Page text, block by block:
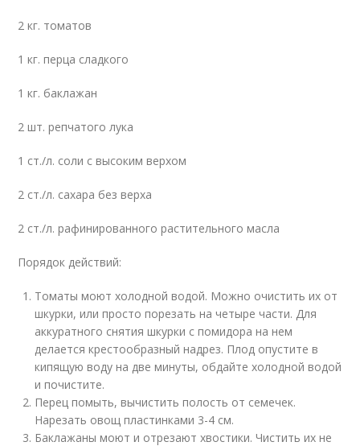
2 кг. томатов
1 кг. перца сладкого
1 кг. баклажан
2 шт. репчатого лука
1 ст./л. соли с высоким верхом
2 ст./л. сахара без верха
2 ст./л. рафинированного растительного масла
Порядок действий:
Томаты моют холодной водой. Можно очистить их от
шкурки, или просто порезать на четыре части. Для
аккуратного снятия шкурки с помидора на нем
делается крестообразный надрез. Плод опустите в
кипящую воду на две минуты, обдайте холодной водой
и почистите.
Перец помыть, вычистить полость от семечек.
Нарезать овощ пластинками 3-4 см.
Баклажаны моют и отрезают хвостики. Чистить их не